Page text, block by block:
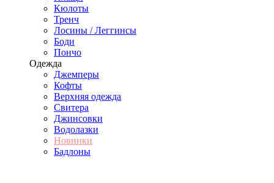
Кюлоты
Тренч
Лосины / Леггинсы
Боди
Пончо
Одежда
Джемперы
Кофты
Верхняя одежда
Свитера
Джинсовки
Водолазки
Новинки
Бадлоны